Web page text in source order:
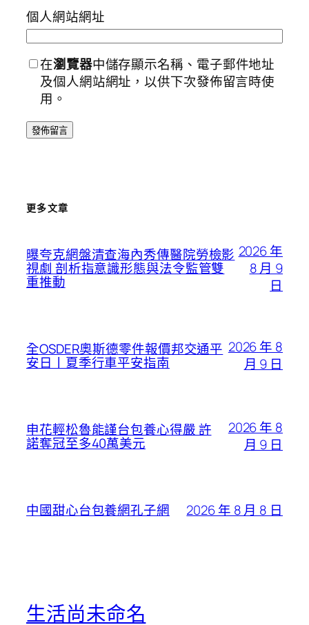
個人網站網址
在瀏覽器中儲存顯示名稱、電子郵件地址
及個人網站網址，以供下次發佈留言時使
用。
更多文章
曝夸克網盤清查海內秀傳醫院勞檢影
視劇 剖析指意識形態與法令監管雙
重推動
2026 年
8 月 9
日
全OSDER奧斯德零件報價邦交通平
安日丨夏季行車平安指南
2026 年 8
月 9 日
申花輕松魯能謹台包養心得嚴 許
諾奪冠至多40萬美元
2026 年 8
月 9 日
中國甜心台包養網孔子網 2026 年 8 月 8 日
生活尚未命名